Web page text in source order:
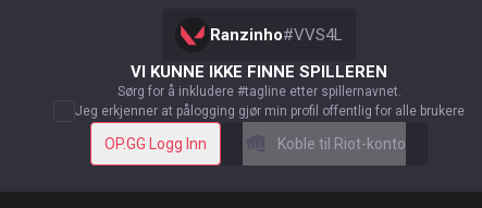
Ranzinho#VVS4L
VI KUNNE IKKE FINNE SPILLEREN
Sørg for å inkludere #tagline etter spillernavnet.
Jeg erkjenner at pålogging gjør min profil offentlig for alle brukere
OP.GG Logg Inn Koble til Riot-konto